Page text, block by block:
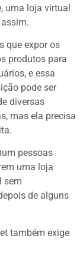
uma loja virtual
que expor os
produtos para
e essa
pode ser
diversas
mas ela precisa
pessoas
uma loja
sem
de alguns
também exige